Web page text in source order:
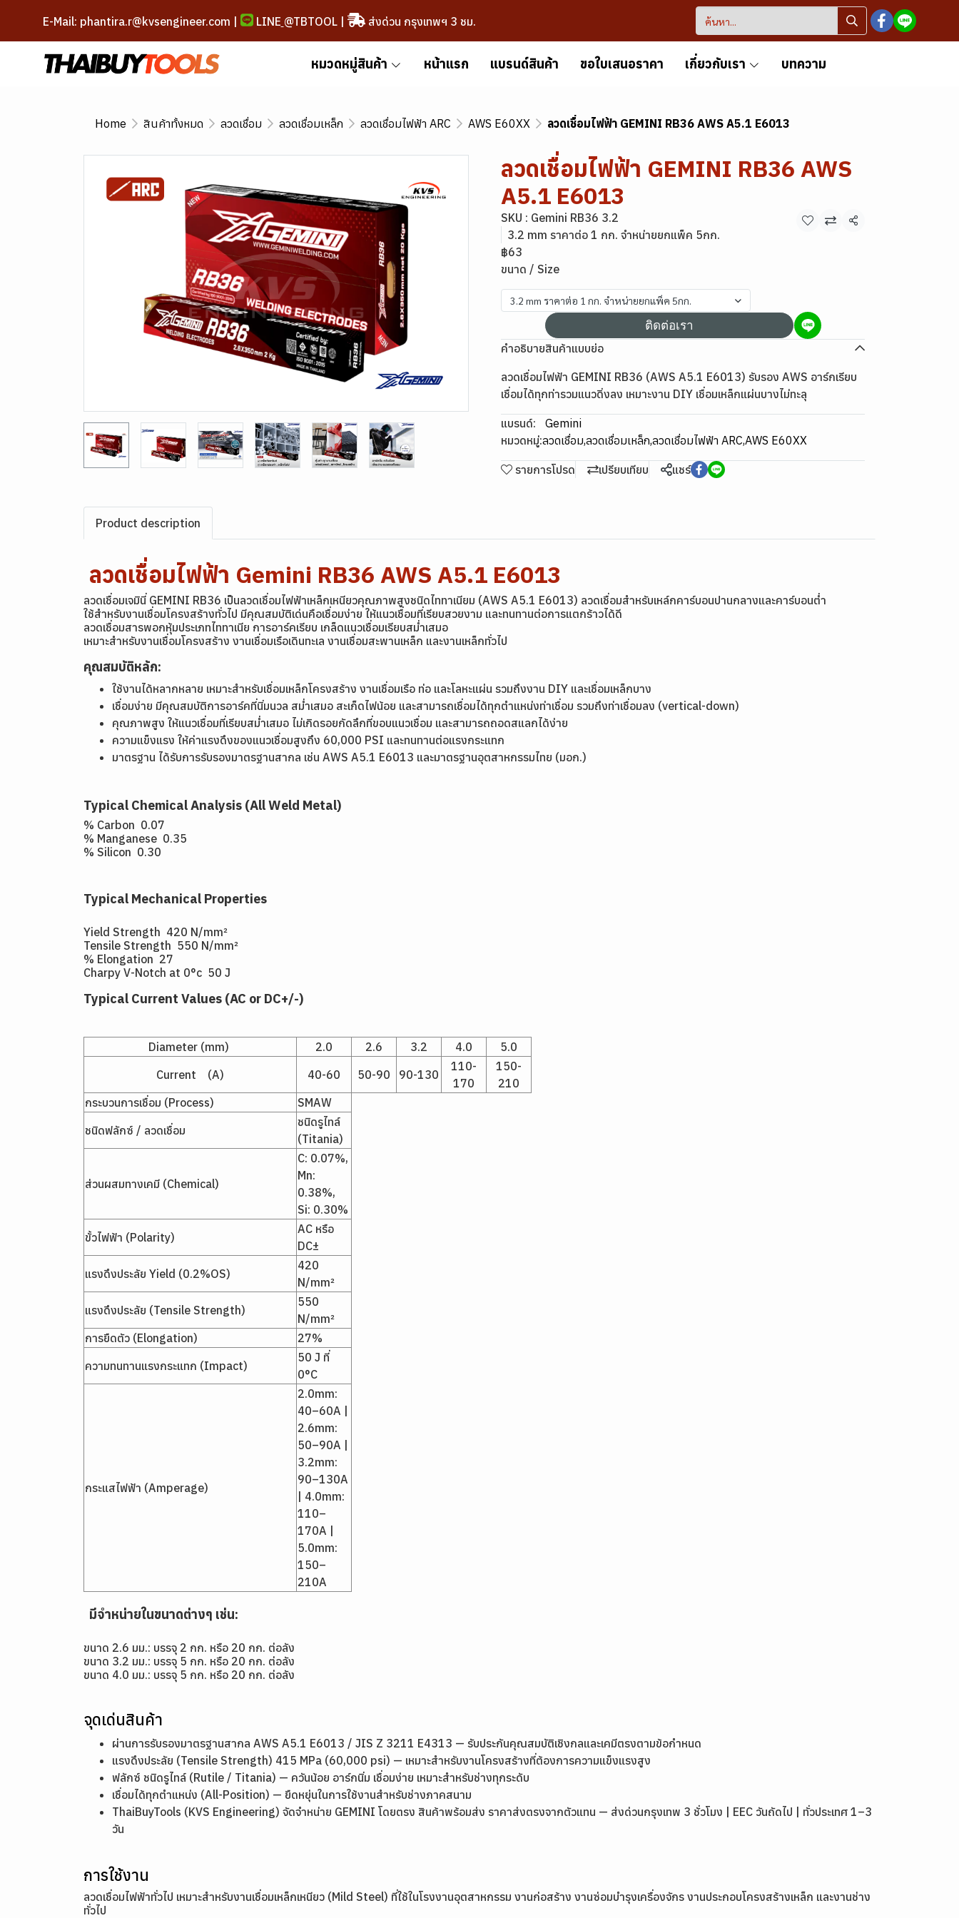
E-Mail: phantira.r@kvsengineer.com | LINE @TBTOOL| ส่งด่วน กรุงเทพฯ 3 ชม.
หมวดหมู่สินค้า หน้าแรก แบรนด์สินค้า ขอใบเสนอราคา เกี่ยวกับเรา บทความ
Home สินค้าทั้งหมด ลวดเชื่อม ลวดเชื่อมเหล็ก ลวดเชื่อมไฟฟ้า ARC AWS E60XX ลวดเชื่อมไฟฟ้า GEMINI RB36 AWS A5.1 E6013
ลวดเชื่อมไฟฟ้า GEMINI RB36 AWS
A5.1 E6013
SKU : Gemini RB36 3.2
3.2 mm ราคาต่อ 1 กก. จำหน่ายยกแพ็ค 5กก.
แชร์
฿63
ขนาด / Size
3.2 mm ราคาต่อ 1 กก. จำหน่ายยกแพ็ค 5กก.
ติดต่อเรา
คำอธิบายสินค้าแบบย่อ
ลวดเชื่อมไฟฟ้า GEMINI RB36 (AWS A5.1 E6013) รับรอง AWS อาร์กเรียบ
เชื่อมได้ทุกท่ารวมแนวดิ่งลง เหมาะงาน DIY เชื่อมเหล็กแผ่นบางไม่ทะลุ
แบรนด์:
Gemini
หมวดหมู่:ลวดเชื่อม,ลวดเชื่อมเหล็ก,ลวดเชื่อมไฟฟ้า ARC,AWS E60XX
รายการโปรด เปรียบเทียบ แชร์
Product description
ลวดเชื่อมไฟฟ้า Gemini RB36 AWS A5.1 E6013
ลวดเชื่อมเจมินี่ GEMINI RB36 เป็นลวดเชื่อมไฟฟ้าเหล็กเหนียวคุณภาพสูงชนิดไททาเนียม (AWS A5.1 E6013) ลวดเชื่อมสำหรับเหล์กคาร์บอนปานกลางและคาร์บอนต่ำ
ใช้สำหรับงานเชื่อมโครงสร้างทั่วไป มีคุณสมบัติเด่นคือเชื่อมง่าย ให้แนวเชื่อมที่เรียบสวยงาม และทนทานต่อการแตกร้าวได้ดี
ลวดเชื่อมสารพอกหุ้มประเภทไททาเนีย การอาร์คเรียบ เกล็ดแนวเชื่อมเรียบสม่ำเสมอ
เหมาะสำหรับงานเชื่อมโครงสร้าง งานเชื่อมเรือเดินทะเล งานเชื่อมสะพานเหล็ก และงานเหล็กทั่วไป
คุณสมบัติหลัก:
ใช้งานได้หลากหลาย เหมาะสำหรับเชื่อมเหล็กโครงสร้าง งานเชื่อมเรือ ท่อ และโลหะแผ่น รวมถึงงาน DIY และเชื่อมเหล็กบาง
เชื่อมง่าย มีคุณสมบัติการอาร์คที่นิ่มนวล สม่ำเสมอ สะเก็ดไฟน้อย และสามารถเชื่อมได้ทุกตำแหน่งท่าเชื่อม รวมถึงท่าเชื่อมลง (vertical-down)
คุณภาพสูง ให้แนวเชื่อมที่เรียบสม่ำเสมอ ไม่เกิดรอยกัดลึกที่ขอบแนวเชื่อม และสามารถถอดสแลกได้ง่าย
ความแข็งแรง ให้ค่าแรงดึงของแนวเชื่อมสูงถึง 60,000 PSI และทนทานต่อแรงกระแทก
มาตรฐาน ได้รับการรับรองมาตรฐานสากล เช่น AWS A5.1 E6013 และมาตรฐานอุตสาหกรรมไทย (มอก.)
Typical Chemical Analysis (All Weld Metal)
% Carbon 0.07
% Manganese 0.35
% Silicon 0.30
Typical Mechanical Properties
Yield Strength 420 N/mm²
Tensile Strength 550 N/mm²
% Elongation 27
Charpy V-Notch at 0°c 50 J
Typical Current Values (AC or DC+/-)
Diameter (mm) 2.0 2.6 3.2 4.0
5.0
Current (A)
40-60 50-90 90-130
110-
170
150-
210
กระบวนการเชื่อม (Process)
SMAW
ชนิดฟลักซ์ / ลวดเชื่อม
ชนิดรูไทล์
(Titania)
ส่วนผสมทางเคมี (Chemical)
C: 0.07%,
Mn:
0.38%,
Si: 0.30%
ขั้วไฟฟ้า (Polarity)
AC หรือ
DC±
แรงดึงประลัย Yield (0.2%OS)
420
N/mm²
แรงดึงประลัย (Tensile Strength)
550
N/mm²
การยืดตัว (Elongation)
27%
ความทนทานแรงกระแทก (Impact)
50 J ที่
0°C
กระแสไฟฟ้า (Amperage)
2.0mm:
40–60A |
2.6mm:
50–90A |
3.2mm:
90–130A
| 4.0mm:
110–
170A |
5.0mm:
150–
210A
มีจำหน่ายในขนาดต่างๆ เช่น:
ขนาด 2.6 มม.: บรรจุ 2 กก. หรือ 20 กก. ต่อลัง
ขนาด 3.2 มม.: บรรจุ 5 กก. หรือ 20 กก. ต่อลัง
ขนาด 4.0 มม.: บรรจุ 5 กก. หรือ 20 กก. ต่อลัง
จุดเด่นสินค้า
ผ่านการรับรองมาตรฐานสากล AWS A5.1 E6013 / JIS Z 3211 E4313 — รับประกันคุณสมบัติเชิงกลและเคมีตรงตามข้อกำหนด
แรงดึงประลัย (Tensile Strength) 415 MPa (60,000 psi) — เหมาะสำหรับงานโครงสร้างที่ต้องการความแข็งแรงสูง
ฟลักซ์ ชนิดรูไทล์ (Rutile / Titania) — ควันน้อย อาร์กนิ่ม เชื่อมง่าย เหมาะสำหรับช่างทุกระดับ
เชื่อมได้ทุกตำแหน่ง (All-Position) — ยืดหยุ่นในการใช้งานสำหรับช่างภาคสนาม
ThaiBuyTools (KVS Engineering) จัดจำหน่าย GEMINI โดยตรง สินค้าพร้อมส่ง ราคาส่งตรงจากตัวแทน — ส่งด่วนกรุงเทพ 3 ชั่วโมง | EEC วันถัดไป | ทั่วประเทศ 1–3
วัน
การใช้งาน
ลวดเชื่อมไฟฟ้าทั่วไป เหมาะสำหรับงานเชื่อมเหล็กเหนียว (Mild Steel) ที่ใช้ในโรงงานอุตสาหกรรม งานก่อสร้าง งานซ่อมบำรุงเครื่องจักร งานประกอบโครงสร้างเหล็ก และงานช่าง
ทั่วไป